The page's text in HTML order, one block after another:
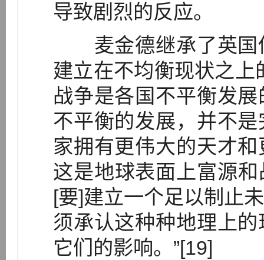
导致剧烈的反应。
麦金德继承了英国
建立在不均衡现状之上
战争是各国不平衡发
不平衡的发展，并不
家拥有更伟大的天才
这是地球表面上富源
[要]建立一个足以制止
须承认这种种地理上
它们的影响。”[19]